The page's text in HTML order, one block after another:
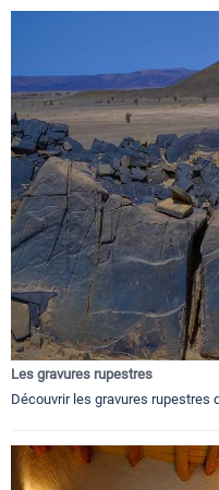
Les gravures rupestres
Découvrir les gravures rupestres